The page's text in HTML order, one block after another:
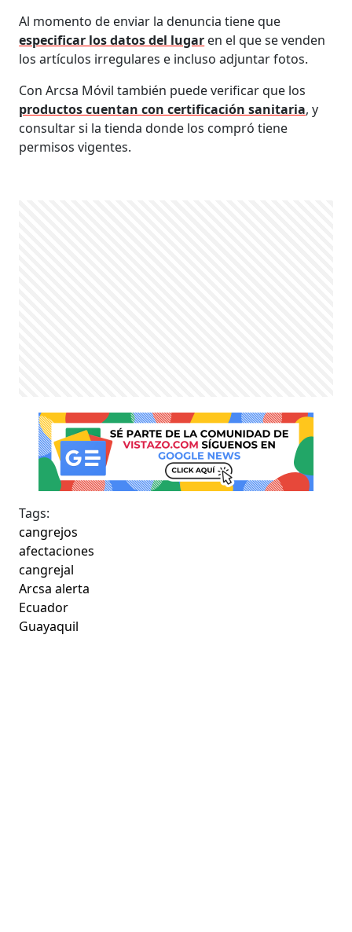
Al momento de enviar la denuncia tiene que
especificar los datos del lugar en el que se venden
los artículos irregulares e incluso adjuntar fotos.
Con Arcsa Móvil también puede verificar que los
productos cuentan con certificación sanitaria, y
consultar si la tienda donde los compró tiene
permisos vigentes.
Tags:
cangrejos
afectaciones
cangrejal
Arcsa alerta
Ecuador
Guayaquil